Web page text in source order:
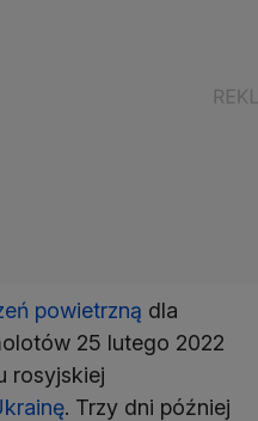
powietrzną dla
25 lutego 2022
rosyjskiej
. Trzy dni później